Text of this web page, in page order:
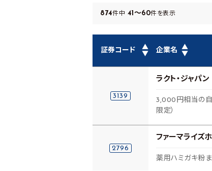
874件中 41～60件を表示
▲
証券コード ▼
▲
企業名 ▼
3139
ラクト・ジャパン
3,000円相当の自
限定）
2796
ファーマライズ
薬用ハミガキ粉